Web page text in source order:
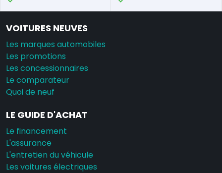
VOITURES NEUVES
Les marques automobiles
Les promotions
Les concessionnaires
Le comparateur
Quoi de neuf
LE GUIDE D'ACHAT
Le financement
L'assurance
L'entretien du véhicule
Les voitures électriques